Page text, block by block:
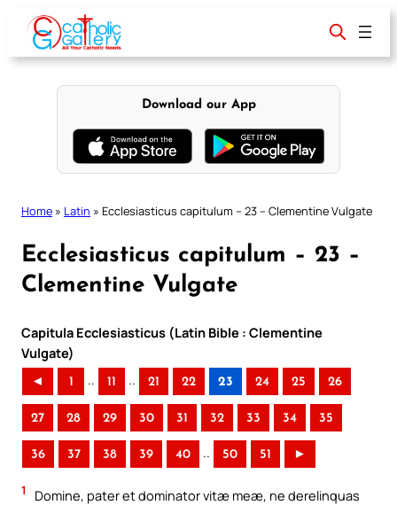
content
Download our App
Home » Latin » Ecclesiasticus capitulum – 23 – Clementine Vulgate
Ecclesiasticus capitulum – 23 –
Clementine Vulgate
Capitula Ecclesiasticus (Latin Bible : Clementine
Vulgate)
◄ 1 .. 11 .. 21 22 23 24 25 26
27 28 29 30 31 32 33 34 35
36 37 38 39 40 .. 50 51 ►
1
Domine, pater et dominator vitæ meæ, ne derelinquas